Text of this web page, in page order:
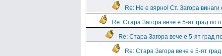
Re: Не е вярно! Ст. Загора винаги
Re: Стара Загора вече е 5-ят град по
Re: Стара Загора вече е 5-ят град
Re: Стара Загора вече е 5-ят